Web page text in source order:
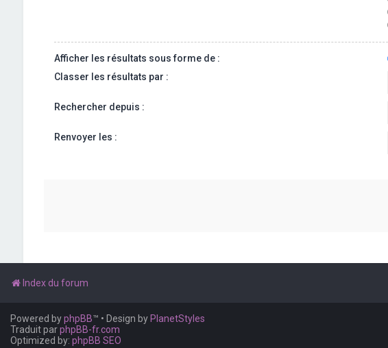
Afficher les résultats sous forme de :
Classer les résultats par :
Rechercher depuis :
Renvoyer les :
Index du forum
Powered byphpBB™ • Design byPlanetStyles
Traduit parphpBB-fr.com
Optimized by: phpBB SEO